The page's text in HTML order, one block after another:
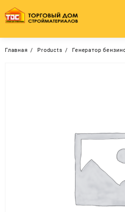
содержимому
Главная Products Генератор